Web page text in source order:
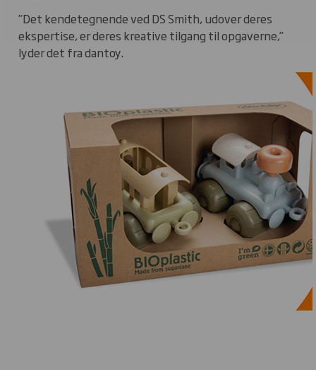
”Det kendetegnende ved DS Smith, udover deres
ekspertise, er deres kreative tilgang til opgaverne,”
lyder det fra dantoy.